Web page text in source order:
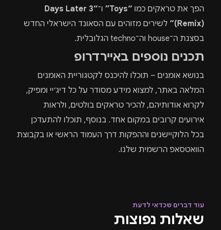
הפך את טראקים כמו “Toys” ו־
“3 Days Later
(Remix)”
לשירים מזוהים עם הסאונד הישראלי החדש
בסצנת ה־house וה־techno הגלובלית.
תכנים נוספים באיירדרופ
בנושא אומנים – תוכלו להיכנס לקטגוריית האומנים
המלאה באתר, למצוא מידע מסודר על כל דיג׳יי ומפיק,
לקרוא אודותיהם, להכיר טראקים בולטים, ולראות
אירועים קרובים במקום אחד. בנוסף, תוכלו להתעדכן
בכל הלוקיישנים וההפקות דרך העמוד הראשי או בקבוצת
הוואטסאפ הרשמית שלנו.
עוד דברים שכדאי לדעת
שאלות נפוצות